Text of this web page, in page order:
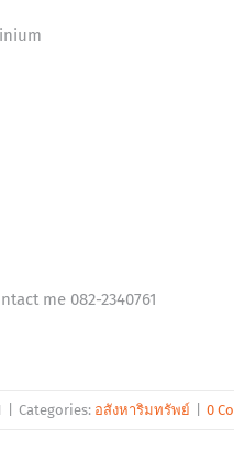
me 082-2340761
Categories: อสังหาริมทรัพย์ 0